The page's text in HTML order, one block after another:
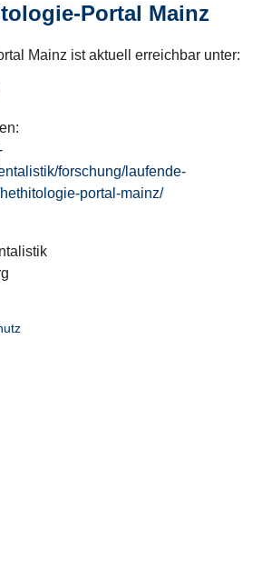
Portal Mainz
Mainz ist aktuell erreichbar unter:
forschung/laufende-
portal-mainz/